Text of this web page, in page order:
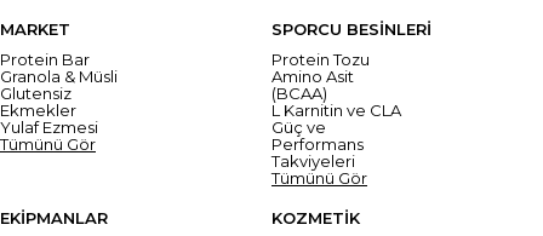
MARKET
Protein Bar
Granola & Müsli
Glutensiz
Ekmekler
Yulaf Ezmesi
Tümünü Gör
SPORCU BESİNLERİ
Protein Tozu
Amino Asit
(BCAA)
L Karnitin ve CLA
Güç ve
Performans
Takviyeleri
Tümünü Gör
EKİPMANLAR
KOZMETİK